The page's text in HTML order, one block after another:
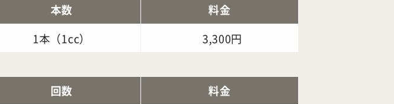
本数
料金
1本（1cc） 3,300円
回数
料金